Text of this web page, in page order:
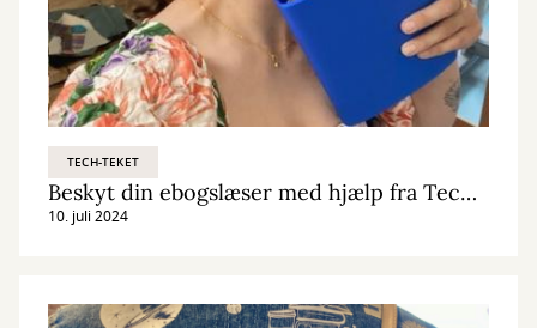
TECH-TEKET
Beskyt din ebogslæser med hjælp fra Techteket
10. juli 2024